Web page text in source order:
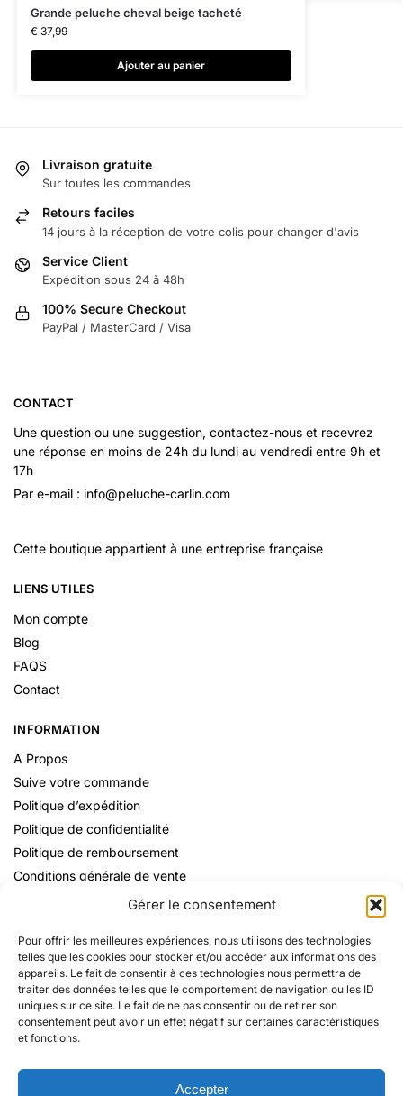
Gérer le consentement
Pour offrir les meilleures expériences, nous utilisons des technologies
telles que les cookies pour stocker et/ou accéder aux informations des
appareils. Le fait de consentir à ces technologies nous permettra de
traiter des données telles que le comportement de navigation ou les ID
uniques sur ce site. Le fait de ne pas consentir ou de retirer son
consentement peut avoir un effet négatif sur certaines caractéristiques
et fonctions.
Accepter
Grande peluche cheval beige tacheté
€37,99
Ajouter au panier
Livraison gratuite
Sur toutes les commandes
Retours faciles
14 jours à la réception de votre colis pour changer d'avis
Service Client
Expédition sous 24 à 48h
100% Secure Checkout
PayPal / MasterCard / Visa
CONTACT
Une question ou une suggestion, contactez-nous et recevrez
une réponse en moins de 24h du lundi au vendredi entre 9h et
17h
Par e-mail : info@peluche-carlin.com
Cette boutique appartient à une entreprise française
LIENS UTILES
Mon compte
Blog
FAQS
Contact
INFORMATION
A Propos
Suive votre commande
Politique d’expédition
Politique de confidentialité
Politique de remboursement
Conditions générale de vente